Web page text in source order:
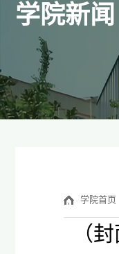
学院新闻
学院首页
（